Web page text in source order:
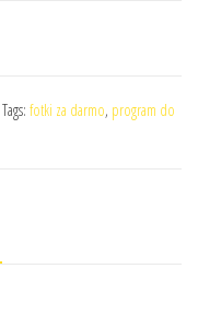
Tags: fotki za darmo, program do